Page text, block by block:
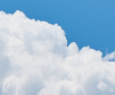
在校生・保護者の皆様へ
本校での勤務を希望される
方へ